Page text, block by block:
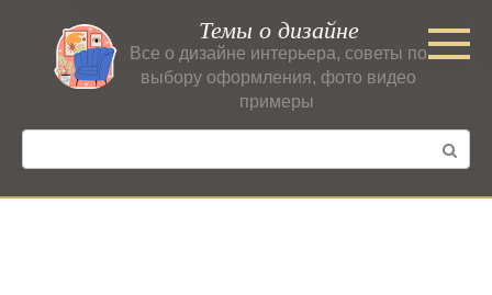
контенту
Темы о дизайне
Все о дизайне интерьера, советы по
выбору оформления, фото видео
примеры
Поиск: